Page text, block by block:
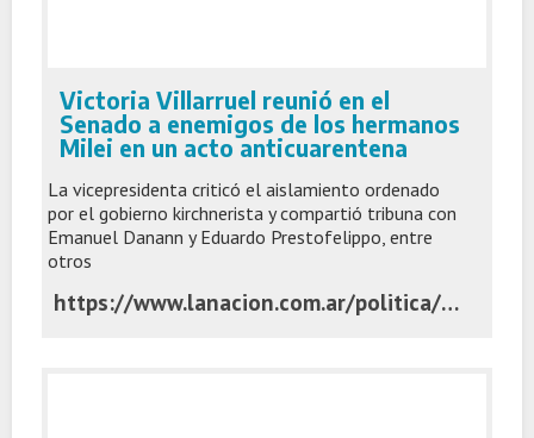
Victoria Villarruel reunió en el
Senado a enemigos de los hermanos
Milei en un acto anticuarentena
La vicepresidenta criticó el aislamiento ordenado
por el gobierno kirchnerista y compartió tribuna con
Emanuel Danann y Eduardo Prestofelippo, entre
otros
https://www.lanacion.com.ar/politica/victoria-villarruel-reunio-en-el-senado-a-enemigos-de-los-hermanos-milei-en-un-acto-anticuarentena-nid02122025/